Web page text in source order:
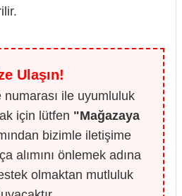
Ulaşın!
numarası ile uyumluluk
için lütfen "Mağazaya
bizimle iletişime
alımını önlemek adına
olmaktan mutluluk